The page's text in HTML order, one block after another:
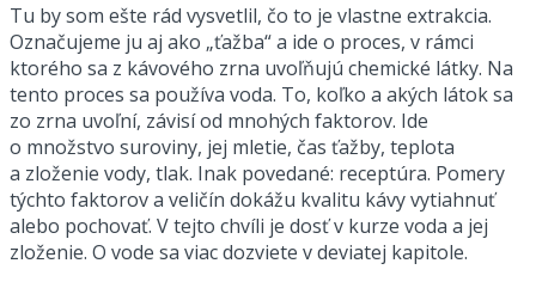
Tu by som ešte rád vysvetlil, čo to je vlastne extrakcia.
Označujeme ju aj ako „ťažba“ a ide o proces, v rámci
ktorého sa z kávového zrna uvoľňujú chemické látky. Na
tento proces sa používa voda. To, koľko a akých látok sa
zo zrna uvoľní, závisí od mnohých faktorov. Ide
o množstvo suroviny, jej mletie, čas ťažby, teplota
a zloženie vody, tlak. Inak povedané: receptúra. Pomery
týchto faktorov a veličín dokážu kvalitu kávy vytiahnuť
alebo pochovať. V tejto chvíli je dosť v kurze voda a jej
zloženie. O vode sa viac dozviete v deviatej kapitole.